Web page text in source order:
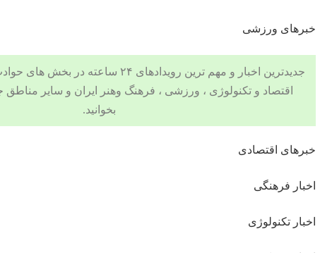
خبرهای ورزشی
جدیدترین اخبار و مهم ترین رویدادهای ۲۴ ساعته در بخش های حوادث ، اجتماعی ، سیاسی ،
اقتصاد وتکنولوژی ، ورزشی ، فرهنگ وهنر ایران و سایر مناطق
بخوانید.
خبرهای اقتصادی
اخبار فرهنگی
اخبار تکنولوژی